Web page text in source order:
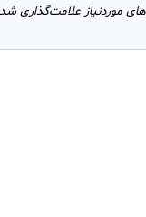
موردنیاز علامت‌گذاری